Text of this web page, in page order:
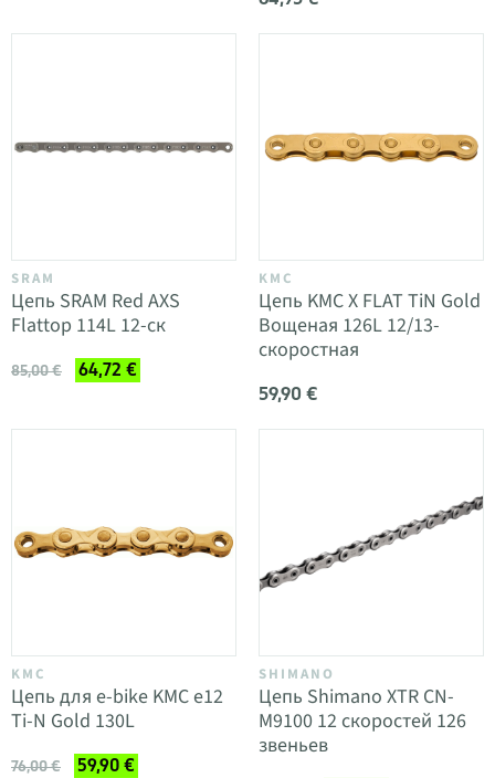
SRAM
Цепь SRAM Red AXS
Flattop 114L 12-ск
85,00 € 64,72 €
KMC
Цепь KMC X FLAT TiN Gold
Вощеная 126L 12/13-
скоростная
59,90 €
KMC
Цепь для e-bike KMC e12
Ti-N Gold 130L
76,00 € 59,90 €
SHIMANO
Цепь Shimano XTR CN-
M9100 12 скоростей 126
звеньев